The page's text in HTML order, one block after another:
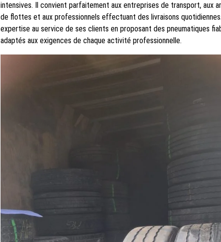
intensives. Il convient parfaitement aux entreprises de transport, aux
de flottes et aux professionnels effectuant des livraisons
expertise au service de ses clients en proposant des pneumatiques
adaptés aux exigences de chaque activité professionnelle.